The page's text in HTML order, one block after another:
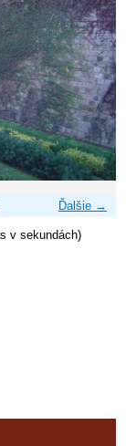
Ďalšie →
v sekundách)